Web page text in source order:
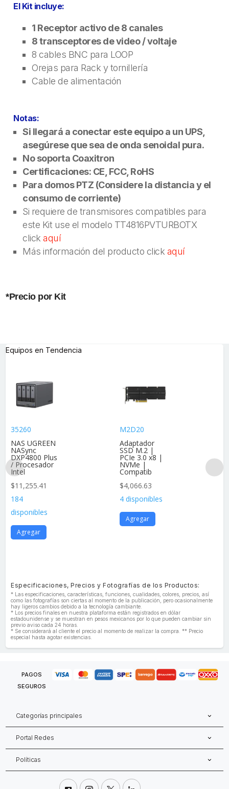
El Kit incluye:
1 Receptor activo de 8 canales
8 transceptores de video / voltaje
8 cables BNC para LOOP
Orejas para Rack y tornillería
Cable de alimentación
Notas:
Si llegará a conectar este equipo a un UPS,
asegúrese que sea de onda senoidal pura.
No soporta Coaxitron
Certificaciones: CE, FCC, RoHS
Para domos PTZ (Considere la distancia y el
consumo de corriente)
Si requiere de transmisores compatibles para
este Kit use el modelo TT4816PVTURBOTX
clickaquí
Más información del producto click aquí
*Precio por Kit
Equipos en Tendencia
35260
NAS UGREEN
NASync
DXP4800 Plus
/ Procesador
Intel
$11,255.41
184
disponibles
Agregar
M2D20
Adaptador
SSD M.2 |
PCIe 3.0 x8 |
NVMe |
Compatib
$4,066.63
4 disponibles
Agregar
Especificaciones, Precios y Fotografías de los Productos:
* Las especificaciones, características, funciones, cualidades, colores, precios, así
como las fotografías son ciertas al momento de la publicación, pero ocasionalmente
hay ligeros cambios debido a la tecnología cambiante.
* Los precios finales en nuestra plataforma están registrados en dólar
estadounidense y se muestran en pesos mexicanos por lo que pueden cambiar sin
previo aviso cada 24 horas.
* Se considerará al cliente el precio al momento de realizar la compra. ** Precio
especial hasta agotar existencias.
PAGOS
SEGUROS
Categorías principales
Portal Redes
Políticas